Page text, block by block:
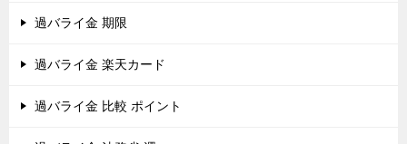
過バライ金 期限
過バライ金 楽天カード
過バライ金 比較 ポイント